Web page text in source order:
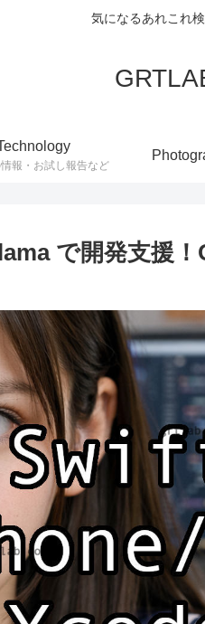
気になるあれこれ
報・お試し報告など
で開発支援